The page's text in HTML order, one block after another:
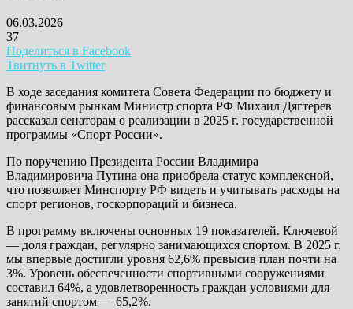
06.03.2026
37
Поделиться в Facebook
Твитнуть в Twitter
В ходе заседания комитета Совета Федерации по бюджету и
финансовым рынкам Министр спорта РФ Михаил Дягтерев
рассказал сенаторам о реализации в 2025 г. государственной
программы «Спорт России».
По поручению Президента России Владимира
Владимировича Путина она приобрела статус комплексной,
что позволяет Минспорту РФ видеть и учитывать расходы на
спорт регионов, госкорпораций и бизнеса.
В программу включены основных 19 показателей. Ключевой
— доля граждан, регулярно занимающихся спортом. В 2025 г.
мы впервые достигли уровня 62,6% превысив план почти на
3%. Уровень обеспеченности спортивными сооружениями
составил 64%, а удовлетворенность граждан условиями для
занятий спортом — 65,2%.